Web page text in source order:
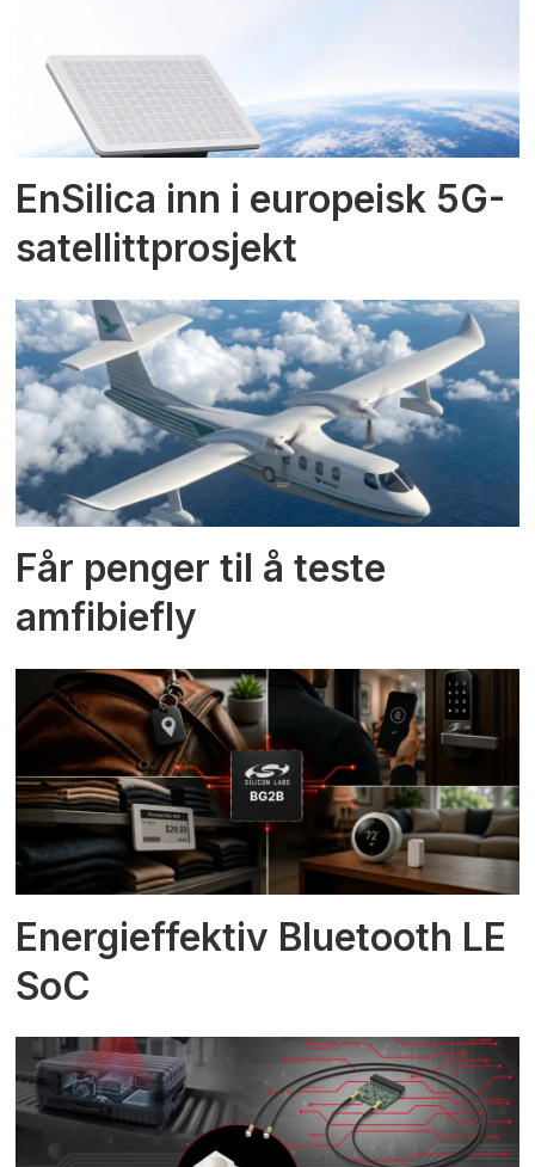
EnSilica inn i europeisk 5G-
satellittprosjekt
Får penger til å teste
amfibiefly
Energieffektiv Bluetooth LE
SoC